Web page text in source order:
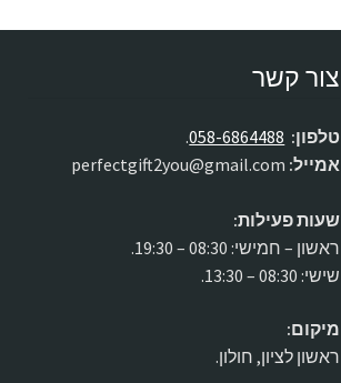
צור קשר
טלפון: 058-6864488
.
אמייל:
שעות פעילות:
ראשון – חמישי: 08:30 – 19:30.
שישי: 08:30 – 13:30.
מיקום:
ראשון לציון, חולון.